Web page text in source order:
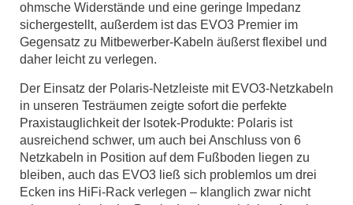
ohmsche Widerstände und eine geringe Impedanz
sichergestellt, außerdem ist das EVO3 Premier im
Gegensatz zu Mitbewerber-Kabeln äußerst flexibel und
daher leicht zu verlegen.
Der Einsatz der Polaris-Netzleiste mit EVO3-Netzkabeln
in unseren Testräumen zeigte sofort die perfekte
Praxistauglichkeit der lsotek-Produkte: Polaris ist
ausreichend schwer, um auch bei Anschluss von 6
Netzkabeln in Position auf dem Fußboden liegen zu
bleiben, auch das EVO3 ließ sich problemlos um drei
Ecken ins HiFi-Rack verlegen – klanglich zwar nicht